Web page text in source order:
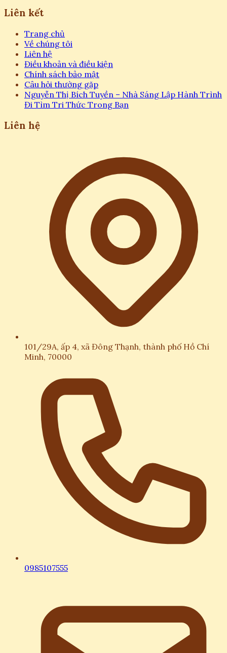
Liên kết
Trang chủ
Về chúng tôi
Liên hệ
Điều khoản và điều kiện
Chính sách bảo mật
Câu hỏi thường gặp
Nguyễn Thị Bích Tuyền – Nhà Sáng Lập Hành Trình
Đi Tìm Tri Thức Trong Bạn
Liên hệ
101/29A, ấp 4, xã Đông Thạnh, thành phố Hồ Chí
Minh, 70000
0985107555